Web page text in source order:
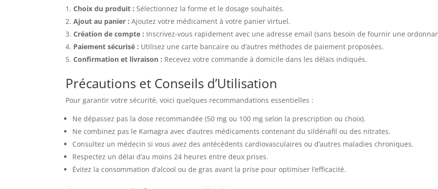
Choix du produit : Sélectionnez la forme et le dosage souhaités.
Ajout au panier : Ajoutez votre médicament à votre panier virtuel.
Création de compte : Inscrivez-vous rapidement avec une adresse email (sans besoin de fournir une
Paiement sécurisé : Utilisez une carte bancaire ou d’autres méthodes de paiement proposées.
Confirmation et livraison : Recevez votre commande à domicile dans les délais indiqués.
Précautions et Conseils d’Utilisation
Pour garantir votre sécurité, voici quelques recommandations essentielles :
Ne dépassez pas la dose recommandée (50 mg ou 100 mg selon la prescription ou choix).
Ne combinez pas le Kamagra avec d’autres médicaments contenant du sildénafil ou des nitrates.
Consultez un médecin si vous avez des antécédents cardiovasculaires ou d’autres maladies chroniques.
Respectez un délai d’au moins 24 heures entre deux prises.
Évitez la consommation d’alcool ou de gras avant la prise pour optimiser l’efficacité.